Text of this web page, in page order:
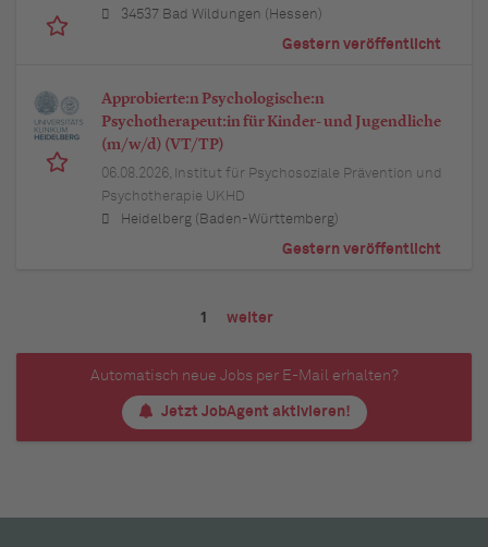
34537 Bad Wildungen (Hessen)
Gestern veröffentlicht
Approbierte:n Psychologische:n
Psychotherapeut:in für Kinder- und Jugendliche
(m/w/d) (VT/TP)
06.08.2026,
Institut für Psychosoziale Prävention und
Psychotherapie UKHD
Heidelberg (Baden-Württemberg)
Gestern veröffentlicht
1 weiter
Automatisch neue Jobs per E-Mail erhalten?
Jetzt JobAgent aktivieren!